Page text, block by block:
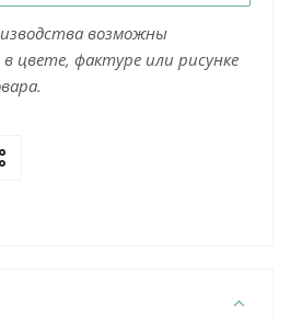
возможны
цвете, фактуре или рисунке